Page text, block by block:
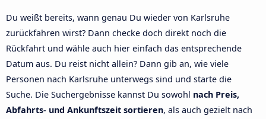
Du weißt bereits, wann genau Du wieder von Karlsruhe
zurückfahren wirst? Dann checke doch direkt noch die
Rückfahrt und wähle auch hier einfach das entsprechende
Datum aus. Du reist nicht allein? Dann gib an, wie viele
Personen nach Karlsruhe unterwegs sind und starte die
Suche. Die Suchergebnisse kannst Du sowohl nach Preis,
Abfahrts- und Ankunftszeit sortieren, als auch gezielt nach